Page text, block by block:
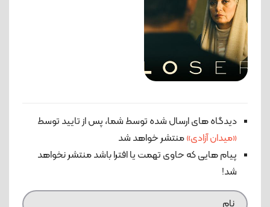
دیدگاه های ارسال شده توسط شما، پس از تایید توسط
«میدان آزادی»منتشر خواهد شد
پیام هایی که حاوی تهمت یا افترا باشد منتشر نخواهد
شد!